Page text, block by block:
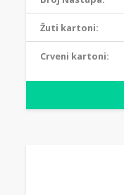
Žuti kartoni:
Crveni kartoni: